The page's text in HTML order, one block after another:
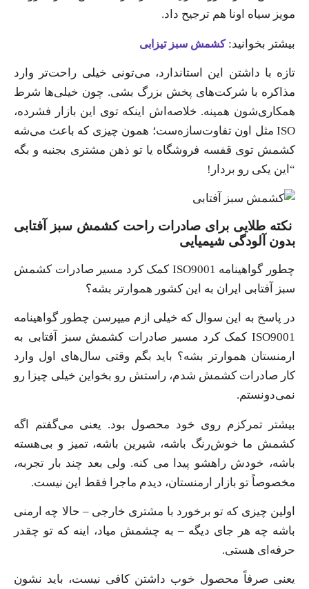
مویز سیاه اونا هم ترجیح داد.
بیشتر بخوانید:کشمش سبز تیزابی
تازه با داشتن این استاندارد، می‌تونی خیلی راحت‌تر وارد
مذاکره با شرکت‌های پخش بزرگ بشی. چون خیلی‌ها شرط
همکاری‌شون همینه. خلاصه‌اش اینکه توی این بازار فشرده،
ISO مثل اون تفاوت‌سازه‌ست؛ همون چیزی که باعث می‌شه
کشمش توی قفسه فروشگاه یا تو ذهن مشتری بجنبه و بگه
“این یکی رو بردار!
نکته طلایی برای صادرات راحت کشمش سبز آفتابی
بدون آلودگی شیمیایی
چطور گواهینامه ISO9001 کمک کرد مسیر صادرات کشمش
سبز آفتابی‌ ایران به این کشور هموارتر بشه؟
در پاسخ به این سوال که خیلی ازم میپرسن چطور گواهینامه
ISO9001 کمک کرد مسیر صادرات کشمش سبز آفتابی‌ به
ارمنستان هموارتر بشه؟ باید بگم وقتی سال‌های اول وارد
کار صادرات کشمش شدم، راستش رو بخواین خیلی چیزا رو
نمی‌دونستم.
بیشتر تمرکزم روی خود محصول بود. یعنی می‌گفتم اگه
کشمش ما خوش‌رنگ باشه، شیرین باشه، تمیز و بی‌هسته
باشه، خودش راهشو پیدا می کنه. ولی بعد چند بار تجربه،
مخصوصاً تو بازار ارمنستان، دیدم ماجرا فقط این نیست.
اولین چیزی که تو برخورد با مشتری خارجی – حالا چه ارمنی
باشه چه هر جای دیگه – به چشمش میاد، اینه که تو چقدر
حرفه‌ای هستی.
یعنی صرفاً محصول خوب داشتن کافی نیست، باید نشون